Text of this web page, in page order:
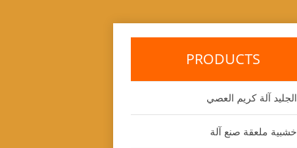
PRODUCTS
الجليد آلة كريم العصي
خشبية ملعقة صنع آلة